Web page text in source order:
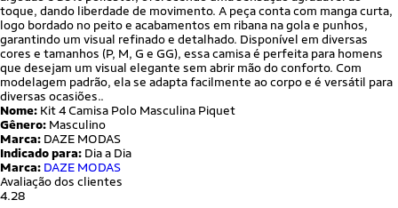
toque, dando liberdade de movimento. A peça conta com manga curta,
logo bordado no peito e acabamentos em ribana na gola e punhos,
garantindo um visual refinado e detalhado. Disponível em diversas
cores e tamanhos (P, M, G e GG), essa camisa é perfeita para homens
que desejam um visual elegante sem abrir mão do conforto. Com
modelagem padrão, ela se adapta facilmente ao corpo e é versátil para
diversas ocasiões..
Nome: Kit 4 Camisa Polo Masculina Piquet
Gênero: Masculino
Marca: DAZE MODAS
Indicado para: Dia a Dia
Marca: DAZE MODAS
Avaliação dos clientes
4.28